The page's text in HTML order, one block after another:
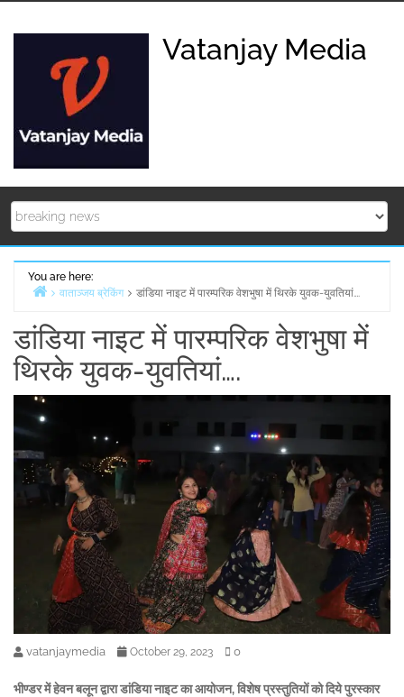
Vatanjay Media
You are here:
वाताञ्जय ब्रेकिंग डांडिया नाइट में पारम्परिक वेशभुषा में थिरके युवक-युवतियां….
डांडिया नाइट में पारम्परिक वेशभुषा में
थिरके युवक-युवतियां….
vatanjaymedia October 29, 2023 0
भीण्डर में हेवन बलून द्वारा डांडिया नाइट का आयोजन, विशेष प्रस्तुतियों को दिये पुरस्कार